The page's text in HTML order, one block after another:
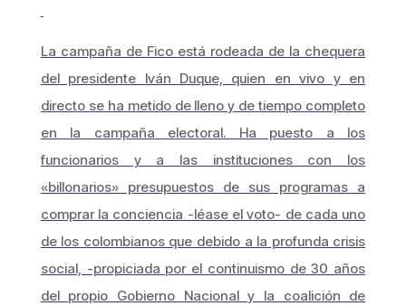
La campaña de Fico está rodeada de la chequera
del presidente Iván Duque, quien en vivo y en
directo se ha metido de lleno y de tiempo completo
en la campaña electoral. Ha puesto a los
funcionarios y a las instituciones con los
«billonarios» presupuestos de sus programas a
comprar la conciencia -léase el voto- de cada uno
de los colombianos que debido a la profunda crisis
social, -propiciada por el continuismo de 30 años
del propio Gobierno Nacional y la coalición de